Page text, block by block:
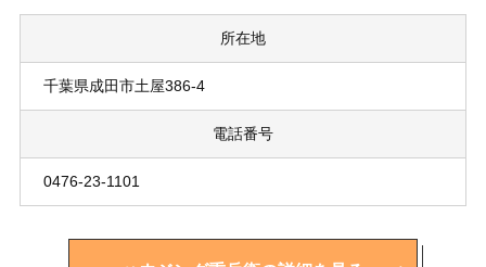
所在地
千葉県成田市土屋386-4
電話番号
0476-23-1101